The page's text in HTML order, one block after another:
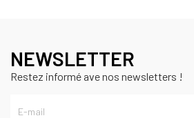
NEWSLETTER
Restez informé ave nos newsletters !